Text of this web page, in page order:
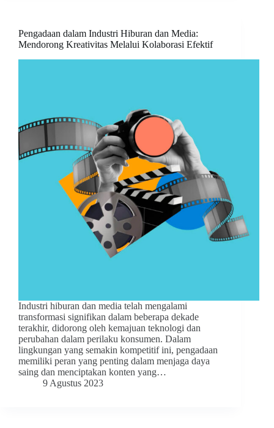
Pengadaan dalam Industri Hiburan dan Media:
Mendorong Kreativitas Melalui Kolaborasi Efektif
Industri hiburan dan media telah mengalami
transformasi signifikan dalam beberapa dekade
terakhir, didorong oleh kemajuan teknologi dan
perubahan dalam perilaku konsumen. Dalam
lingkungan yang semakin kompetitif ini, pengadaan
memiliki peran yang penting dalam menjaga daya
saing dan menciptakan konten yang…
9 Agustus 2023